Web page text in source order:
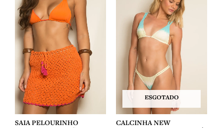
SAIA PELOURINHO
era:
R$ 498,00.
é:
R$ 349,00.
ESGOTADO
CALCINHA NEW
era:
R$ 248,00.
é:
R$ 149,00.